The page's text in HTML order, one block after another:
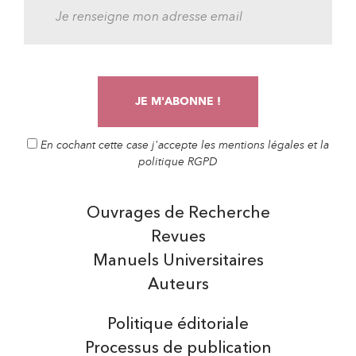
En cochant cette case j'accepte les mentions légales et la
politique RGPD
Auteurs
Manuels Universitaires
Ouvrages de Recherche
Revues
Politique éditoriale
Processus de publication